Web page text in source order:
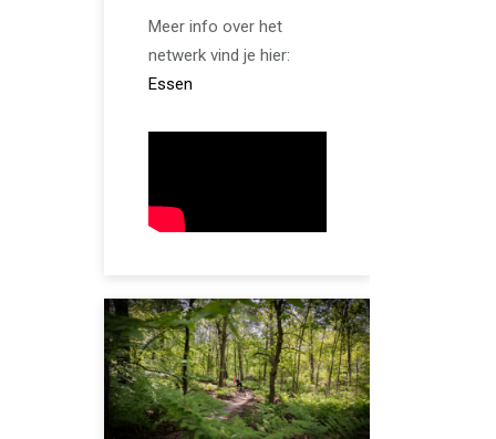
Meer info over het
netwerk vind je hier:
Essen